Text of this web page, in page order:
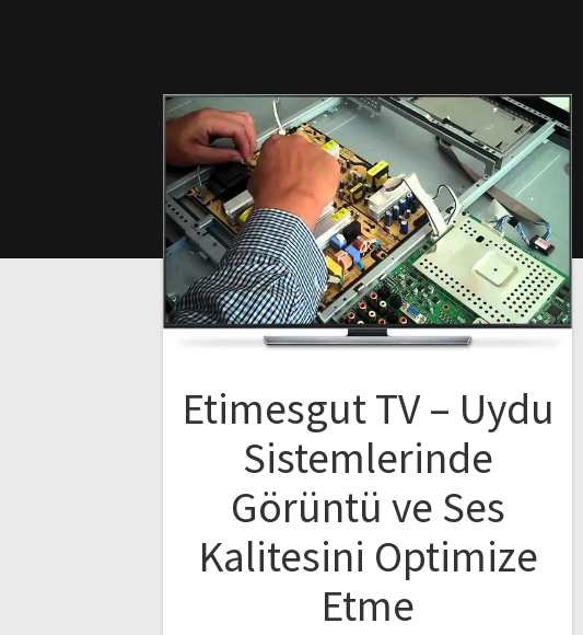
Etimesgut TV – Uydu
Sistemlerinde
Görüntü ve Ses
Kalitesini Optimize
Etme